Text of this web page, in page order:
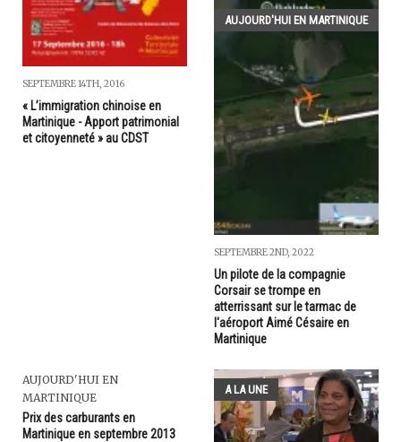
SEPTEMBRE 14TH, 2016
« L’immigration chinoise en
Martinique - Apport patrimonial
et citoyenneté » au CDST
AUJOURD'HUI EN MARTINIQUE
SEPTEMBRE 2ND, 2022
Un pilote de la compagnie
Corsair se trompe en
atterrissant sur le tarmac de
l'aéroport Aimé Césaire en
Martinique
AUJOURD'HUI EN
MARTINIQUE
Prix des carburants en
Martinique en septembre 2013
A LA UNE